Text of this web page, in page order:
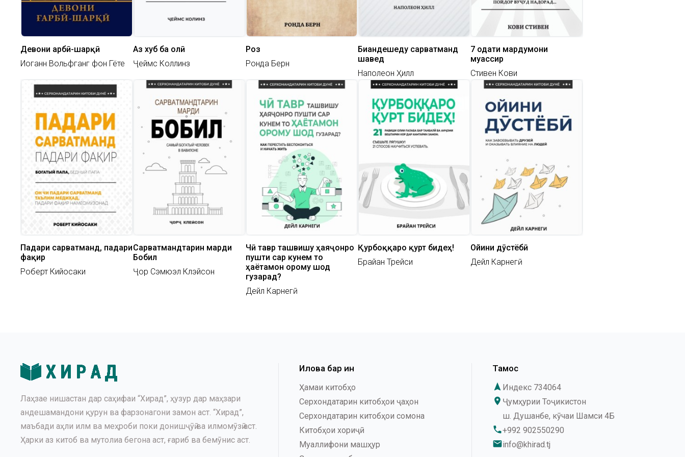
Девони ғарбӣ-шарқӣ
Иоганн Вольфганг фон Гёте
Аз хуб ба олӣ
Ҷеймс Коллинз
Роз
Ронда Берн
Биандешеду сарватманд
шавед
Наполеон Ҳилл
7 одати мардумони
муассир
Стивен Кови
Падари сарватманд, падари
фақир
Роберт Кийосаки
Сарватмандтарин марди
Бобил
Ҷорҷ Сэмюэл Клэйсон
Чӣ тавр ташвишу ҳаяҷонро
пушти сар кунем то
ҳаётамон орому шод
гузарад?
Дейл Карнегӣ
Қурбоққаро қурт бидеҳ!
Брайан Трейси
Ойини дӯстёбӣ
Дейл Карнегӣ
Лаҳзае нишастан дар саҳифаи “Хирад”, ҳузур дар маҳзари
андешамандони қурун ва фарзонагони замон аст. “Хирад”,
маъбади аҳли илм ва меҳроби поки донишҷӯӣ ва илмомӯзӣ аст.
Ҳарки аз китоб ва мутолиа бегона аст, ғариб ва бемӯнис аст.
Илова бар ин
Ҳамаи китобҳо
Серхондатарин китобҳои ҷаҳон
Серхондатарин китобҳои сомона
Китобҳои хориҷӣ
Муаллифони машҳур
Тамос
navigation Индекс 734064
place Ҷумҳурии Тоҷикистон
ш. Душанбе, кӯчаи Шамси 4Б
phone+992 902550290
emailinfo@khirad.tj